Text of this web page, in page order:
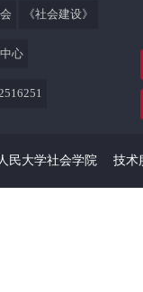
《社会建设》
心
民大学社会学院 技术